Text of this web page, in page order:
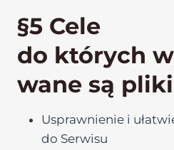
§5 Cele
do których
wane są
Usprawnienie i
do Serwisu